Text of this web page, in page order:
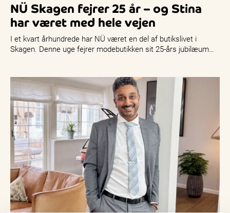
NÜ Skagen fejrer 25 år – og Stina
har været med hele vejen
I et kvart århundrede har NÜ været en del af butikslivet i
Skagen. Denne uge fejrer modebutikken sit 25-års jubilæum…